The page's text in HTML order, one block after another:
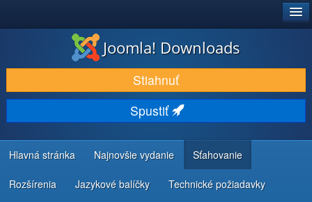
STIAHNUŤ & ROZŠÍRIŤ
OBJAVUJTE & UČTE SA
KOMUNITA & PODPORA
ZDROJE INFORMÁCIÍ PRE VÝVOJÁROV
Joomla! Downloads
Stiahnuť
Spustiť
Hlavná stránka Najnovšie vydanie Sťahovanie
Rozšírenia Jazykové balíčky Technické požiadavky